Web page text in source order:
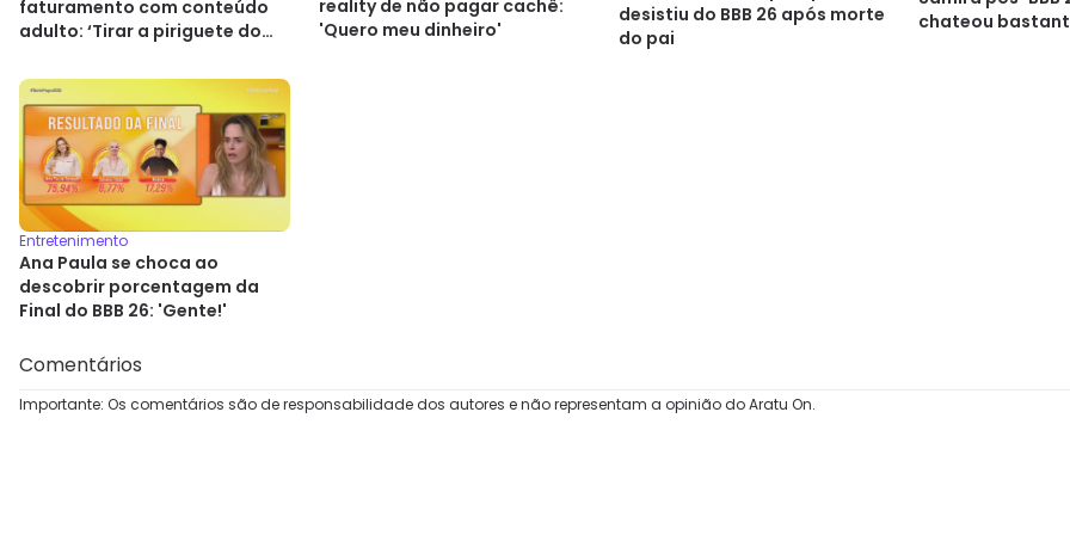
faturamento com conteúdo
adulto: ‘Tirar a piriguete do
reality de não pagar cachê:
'Quero meu dinheiro'
desistiu do BBB 26 após morte
do pai
chateou
Entretenimento
Ana Paula se choca ao
descobrir porcentagem da
Final do BBB 26: 'Gente!'
Comentários
Importante: Os comentários são de responsabilidade dos autores e não representam a opinião do Aratu On.